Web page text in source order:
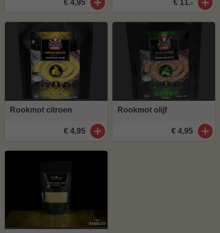
€ 4,95 € 11,-
Rookmot citroen
€ 4,95
Rookmot olijf
€ 4,95